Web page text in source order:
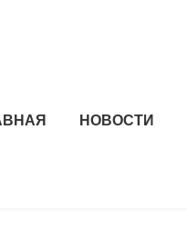
НОВОСТИ